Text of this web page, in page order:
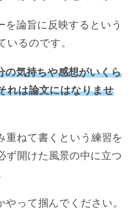
を論旨に反映するという
いるのです。
の気持ちや感想がいくら
れは論文にはなりませ
重ねて書くという練習を
ず開けた風景の中に立つ
やって掴んでください。